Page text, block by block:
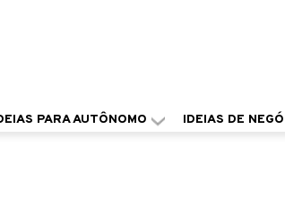
PARA AUTÔNOMO IDEIAS DE